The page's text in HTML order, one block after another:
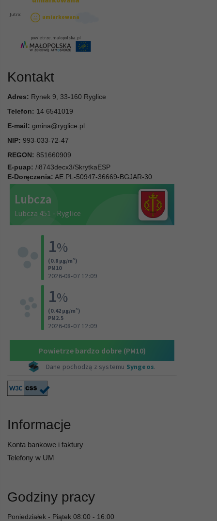
Kontakt
Adres: Rynek 9, 33-160 Ryglice
Telefon: 14 6541019
E-mail: gmina@ryglice.pl
NIP: 993-033-72-47
REGON: 851660909
E-puap: /i8743decx3/SkrytkaESP
E-Doręczenia: AE:PL-50947-36669-BGJAR-30
Informacje
Konta bankowe i faktury
Telefony w UM
Godziny pracy
Poniedziałek - Piątek 08:00 - 16:00